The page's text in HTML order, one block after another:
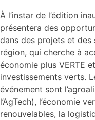
À l’instar de l’édition
présentera des
dans des projets et
région, qui cherche à
économie plus VERTE
investissements verts.
événement sont
l’AgTech), l’économie
renouvelables, la